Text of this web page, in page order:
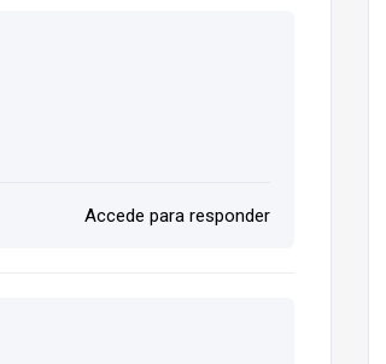
Accede para responder